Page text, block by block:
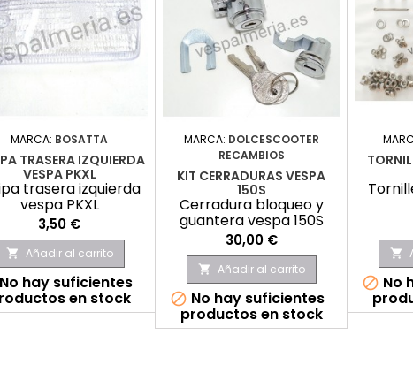
MARCA: BOSATTA
TRASERA IZQUIERDA
VESPA PKXL
trasera izquierda
vespa PKXL
Precio
3,50 €
 Añadir al carrito
No hay suficientes
en stock
MARCA: DOLCESCOOTER
RECAMBIOS
KIT CERRADURAS VESPA
150S
Cerradura bloqueo y
guantera vespa 150S
Precio
30,00 €
 Añadir al carrito
 No hay suficientes
productos en stock

 No